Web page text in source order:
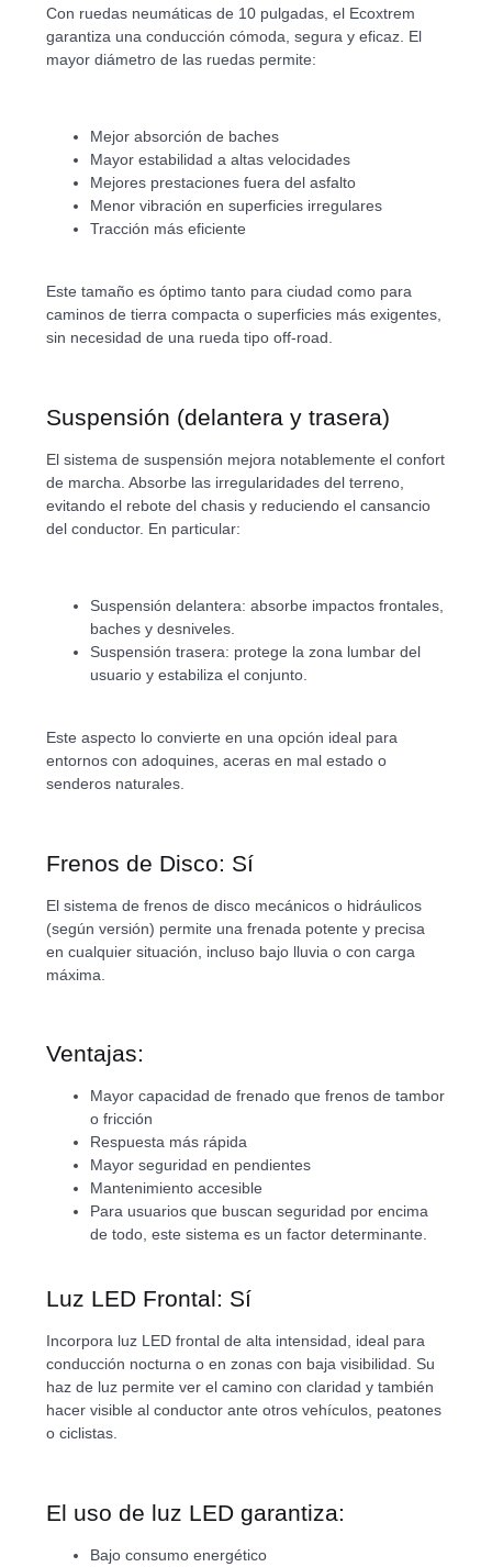
Con ruedas neumáticas de 10 pulgadas, el Ecoxtrem
garantiza una conducción cómoda, segura y eficaz. El
mayor diámetro de las ruedas permite:
Mejor absorción de baches
Mayor estabilidad a altas velocidades
Mejores prestaciones fuera del asfalto
Menor vibración en superficies irregulares
Tracción más eficiente
Este tamaño es óptimo tanto para ciudad como para
caminos de tierra compacta o superficies más exigentes,
sin necesidad de una rueda tipo off-road.
Suspensión (delantera y trasera)
El sistema de suspensión mejora notablemente el confort
de marcha. Absorbe las irregularidades del terreno,
evitando el rebote del chasis y reduciendo el cansancio
del conductor. En particular:
Suspensión delantera: absorbe impactos frontales,
baches y desniveles.
Suspensión trasera: protege la zona lumbar del
usuario y estabiliza el conjunto.
Este aspecto lo convierte en una opción ideal para
entornos con adoquines, aceras en mal estado o
senderos naturales.
Frenos de Disco: Sí
El sistema de frenos de disco mecánicos o hidráulicos
(según versión) permite una frenada potente y precisa
en cualquier situación, incluso bajo lluvia o con carga
máxima.
Ventajas:
Mayor capacidad de frenado que frenos de tambor
o fricción
Respuesta más rápida
Mayor seguridad en pendientes
Mantenimiento accesible
Para usuarios que buscan seguridad por encima
de todo, este sistema es un factor determinante.
Luz LED Frontal: Sí
Incorpora luz LED frontal de alta intensidad, ideal para
conducción nocturna o en zonas con baja visibilidad. Su
haz de luz permite ver el camino con claridad y también
hacer visible al conductor ante otros vehículos, peatones
o ciclistas.
El uso de luz LED garantiza:
Bajo consumo energético